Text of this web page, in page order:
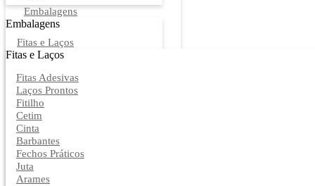
Embalagens
Embalagens
Fitas e Laços
Fitas e Laços
Fitas Adesivas
Laços Prontos
Fitilho
Cetim
Cinta
Barbantes
Fechos Práticos
Juta
Arames